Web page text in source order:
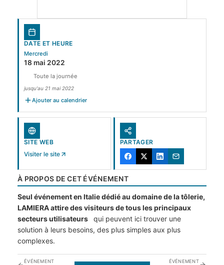
DATE ET HEURE
Mercredi
18 mai 2022
Toute la journée
jusqu'au 21 mai 2022
Ajouter au calendrier
SITE WEB
Visiter le site
PARTAGER
À PROPOS DE CET ÉVÉNEMENT
Seul événement en Italie dédié au domaine de la tôlerie,
LAMIERA attire des visiteurs de tous les principaux
secteurs utilisateurs
qui peuvent ici trouver une
solution à leurs besoins, des plus simples aux plus
complexes.
ÉVÉNEMENT
ÉVÉNEMENT